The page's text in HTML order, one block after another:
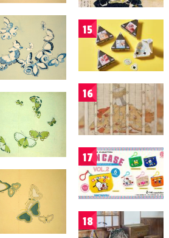
15
16
17
18